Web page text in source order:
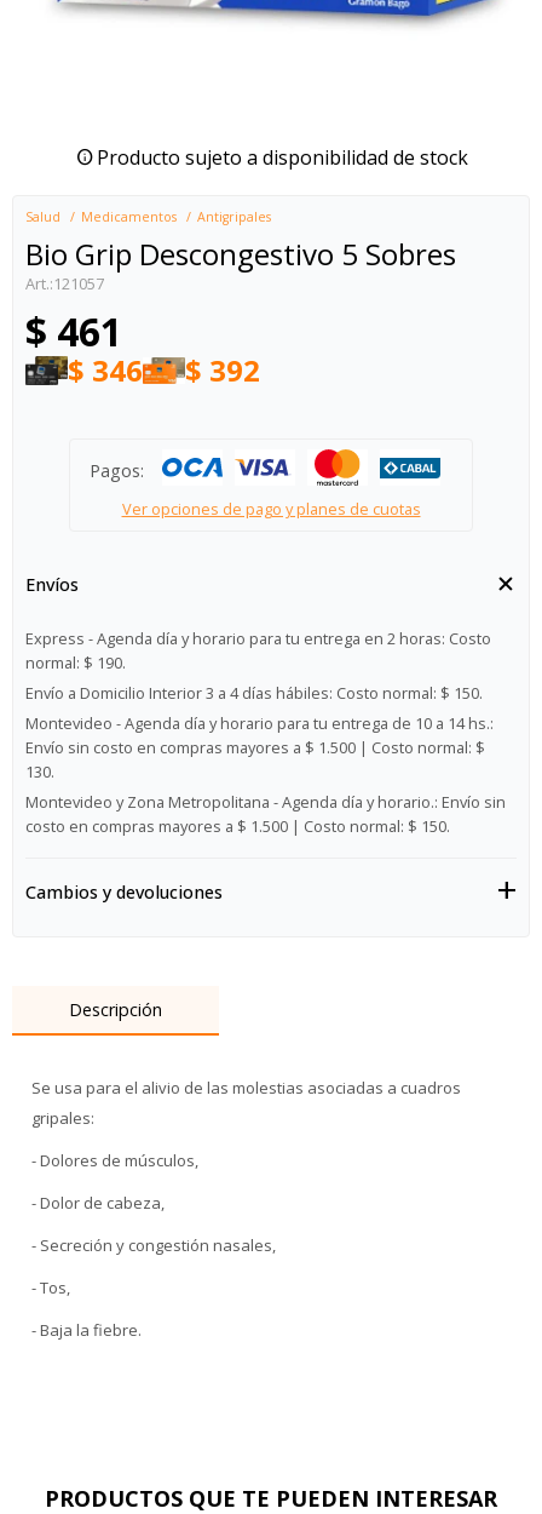
Producto sujeto a disponibilidad de stock
Salud Medicamentos Antigripales
Bio Grip Descongestivo 5 Sobres
121057
$ 461
$ 346 $ 392
Pagos:
Ver opciones de pago y planes de cuotas
Envíos
Express - Agenda día y horario para tu entrega en 2 horas: Costo
normal: $ 190.
Envío a Domicilio Interior 3 a 4 días hábiles: Costo normal: $ 150.
Montevideo - Agenda día y horario para tu entrega de 10 a 14 hs.:
Envío sin costo en compras mayores a $ 1.500 | Costo normal: $
130.
Montevideo y Zona Metropolitana - Agenda día y horario.: Envío sin
costo en compras mayores a $ 1.500 | Costo normal: $ 150.
Cambios y devoluciones
Descripción
Se usa para el alivio de las molestias asociadas a cuadros
gripales:
- Dolores de músculos,
- Dolor de cabeza,
- Secreción y congestión nasales,
- Tos,
- Baja la fiebre.
PRODUCTOS QUE TE PUEDEN INTERESAR